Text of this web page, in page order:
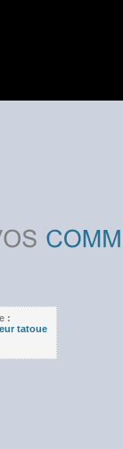
:
tatoue